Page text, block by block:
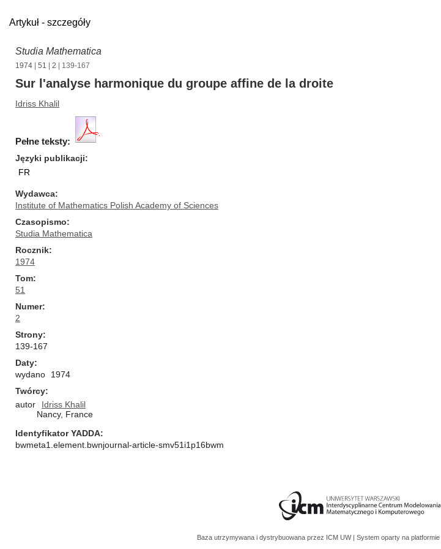
Artykuł - szczegóły
Studia Mathematica
1974 51 2 | 139-167
Sur l'analyse harmonique du groupe affine de la droite
Idriss Khalil
Pełne teksty:
Języki publikacji
FR
Wydawca
Institute of Mathematics Polish Academy of Sciences
Czasopismo
Studia Mathematica
Rocznik
1974
Tom
51
Numer
2
Strony
139-167
Daty
wydano
1974
Twórcy
autor
Idriss Khalil
Nancy, France
Identyfikator YADDA
bwmeta1.element.bwnjournal-article-smv51i1p16bwm
Baza utrzymywana i dystrybuowana przez ICM UW | System oparty na platformie